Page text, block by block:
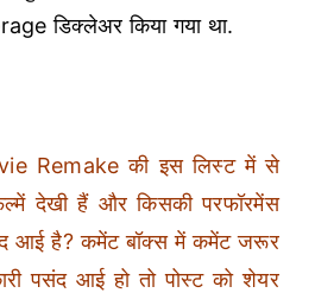
डिक्लेअर किया गया था.
Remake की इस लिस्ट में से
देखी हैं और किसकी परफॉरमेंस
आई है? कमेंट बॉक्स में कमेंट जरूर
पसंद आई हो तो पोस्ट को शेयर